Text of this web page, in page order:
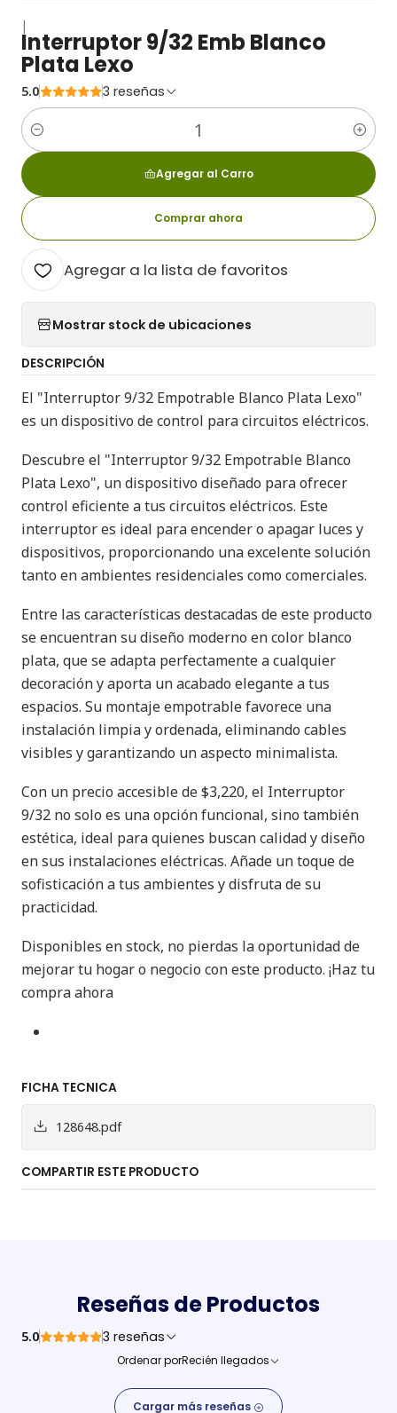
|
Interruptor 9/32 Emb Blanco
Plata Lexo
5.0 3 reseñas
Cantidad
Agregar al Carro
Comprar ahora
Agregar a la lista de favoritos
Mostrar stock de ubicaciones
DESCRIPCIÓN
El "Interruptor 9/32 Empotrable Blanco Plata Lexo"
es un dispositivo de control para circuitos eléctricos.
Descubre el "Interruptor 9/32 Empotrable Blanco
Plata Lexo", un dispositivo diseñado para ofrecer
control eficiente a tus circuitos eléctricos. Este
interruptor es ideal para encender o apagar luces y
dispositivos, proporcionando una excelente solución
tanto en ambientes residenciales como comerciales.
Entre las características destacadas de este producto
se encuentran su diseño moderno en color blanco
plata, que se adapta perfectamente a cualquier
decoración y aporta un acabado elegante a tus
espacios. Su montaje empotrable favorece una
instalación limpia y ordenada, eliminando cables
visibles y garantizando un aspecto minimalista.
Con un precio accesible de $3,220, el Interruptor
9/32 no solo es una opción funcional, sino también
estética, ideal para quienes buscan calidad y diseño
en sus instalaciones eléctricas. Añade un toque de
sofisticación a tus ambientes y disfruta de su
practicidad.
Disponibles en stock, no pierdas la oportunidad de
mejorar tu hogar o negocio con este producto. ¡Haz tu
compra ahora
FICHA TECNICA
128648.pdf
COMPARTIR ESTE PRODUCTO
Reseñas de Productos
5.0 3 reseñas
Ordenar porRecién llegados
Cargar más reseñas